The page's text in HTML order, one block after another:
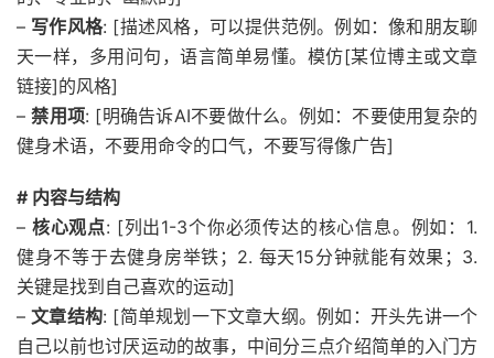
– 写作风格: [描述风格，可以提供范例。例如：像和朋友聊
天一样，多用问句，语言简单易懂。模仿[某位博主或文章
链接]的风格]
–禁用项: [明确告诉AI不要做什么。例如：不要使用复杂的
健身术语，不要用命令的口气，不要写得像广告]
# 内容与结构
– 核心观点: [列出1-3个你必须传达的核心信息。例如：1.
健身不等于去健身房举铁；2. 每天15分钟就能有效果；3.
关键是找到自己喜欢的运动]
–文章结构: [简单规划一下文章大纲。例如：开头先讲一个
自己以前也讨厌运动的故事，中间分三点介绍简单的入门方